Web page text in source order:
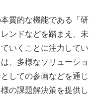
質的な機能である「研
ンドなどを踏まえ、未
いくことに注力してい
、多様なソリューショ
しての参画などを通じ
の課題解決策を提供し